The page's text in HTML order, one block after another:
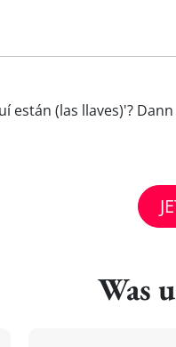
están (las llaves)'?
Was